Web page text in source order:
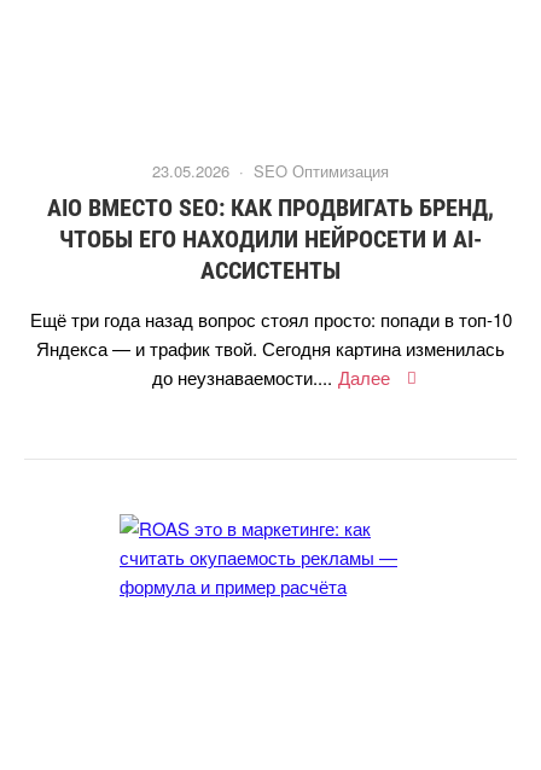
23.05.2026 · SEO Оптимизация
AIO ВМЕСТО SEO: КАК ПРОДВИГАТЬ БРЕНД,
ЧТОБЫ ЕГО НАХОДИЛИ НЕЙРОСЕТИ И AI-
АССИСТЕНТЫ
Ещё три года назад вопрос стоял просто: попади в топ-10
Яндекса — и трафик твой. Сегодня картина изменилась
до неузнаваемости.... Далее